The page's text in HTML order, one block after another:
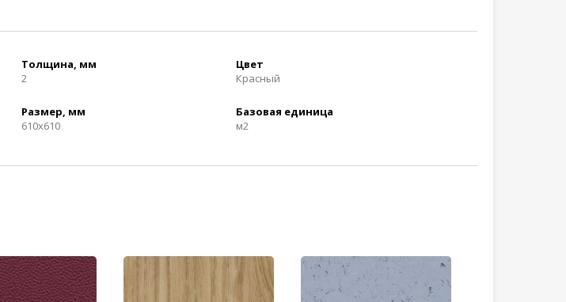
Толщина, мм
2
Цвет
Красный
Размер, мм
610x610
Базовая единица
м2